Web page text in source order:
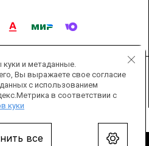
и метаданные.
Вы выражаете свое согласие
с использованием
в соответствии с
куки
все